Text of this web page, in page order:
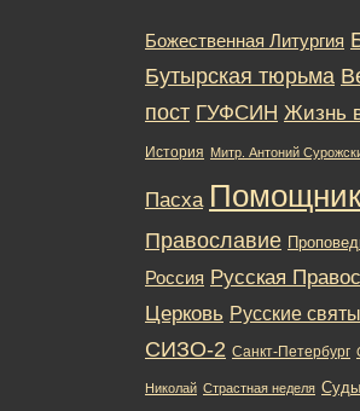
Божественная Литургия
Бутырская тюрьма
пост ГУФСИН Жизнь
История Митр. Антоний
Пасха Помощник
Православие
Россия Русская
Церковь Русские
СИЗО-2 Санкт-Петербург
Николай Страстная неделя